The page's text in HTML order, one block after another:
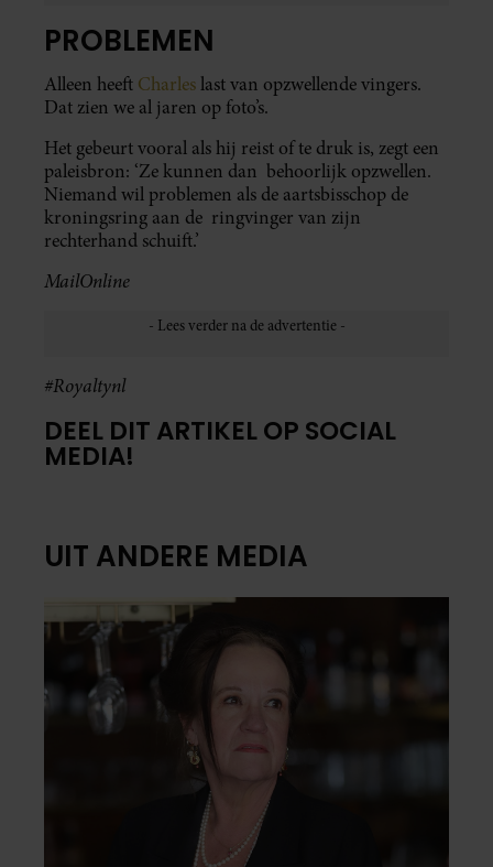
PROBLEMEN
Alleen heeft Charleslast van opzwellende vingers.
Dat zien we al jaren op foto’s.
Het gebeurt vooral als hij reist of te druk is, zegt een
paleisbron: ‘Ze kunnen dan behoorlijk opzwellen.
Niemand wil problemen als de aartsbisschop de
kroningsring aan de ringvinger van zijn
rechterhand schuift.’
MailOnline
#Royaltynl
DEEL DIT ARTIKEL OP SOCIAL
MEDIA!
UIT ANDERE MEDIA